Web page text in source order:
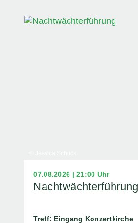
07.08.2026 | 21:00 Uhr
Nachtwächterführung
Treff: Eingang Konzertkirche